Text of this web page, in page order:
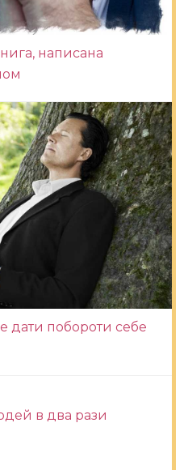
написана
дати побороти себе
в два рази